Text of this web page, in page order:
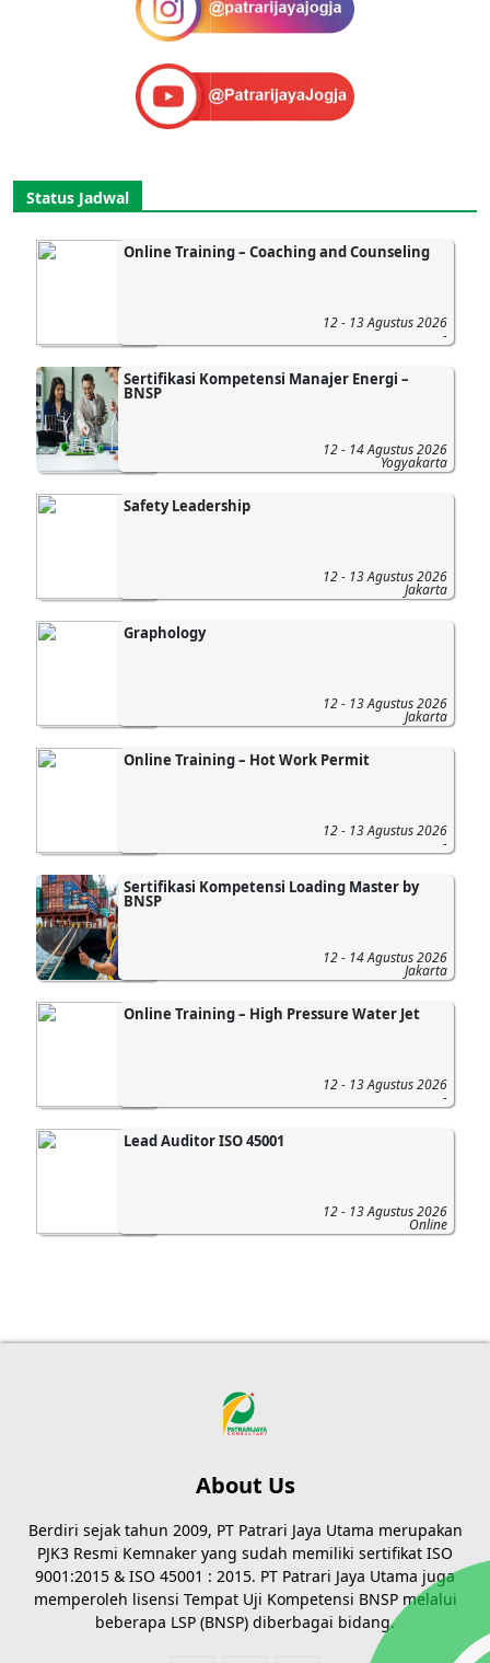
Status Jadwal
Online Training – Coaching and Counseling
12 - 13 Agustus 2026
-
Sertifikasi Kompetensi Manajer Energi –
BNSP
12 - 14 Agustus 2026
Yogyakarta
Safety Leadership
12 - 13 Agustus 2026
Jakarta
Graphology
12 - 13 Agustus 2026
Jakarta
Online Training – Hot Work Permit
12 - 13 Agustus 2026
-
Sertifikasi Kompetensi Loading Master by
BNSP
12 - 14 Agustus 2026
Jakarta
Online Training – High Pressure Water Jet
12 - 13 Agustus 2026
-
Lead Auditor ISO 45001
12 - 13 Agustus 2026
Online
About Us
Berdiri sejak tahun 2009, PT Patrari Jaya Utama merupakan
PJK3 Resmi Kemnaker yang sudah memiliki sertifikat ISO
9001:2015 & ISO 45001 : 2015. PT Patrari Jaya Utama juga
memperoleh lisensi Tempat Uji Kompetensi BNSP melalui
beberapa LSP (BNSP) diberbagai bidang.